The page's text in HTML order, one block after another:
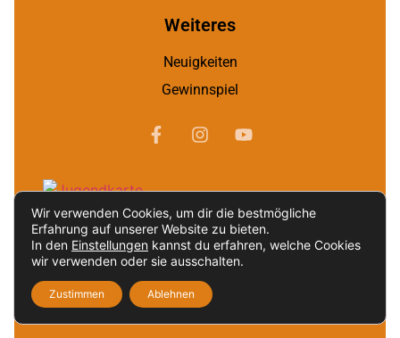
Weiteres
Neuigkeiten
Gewinnspiel
Newsletter
Erhalten exklusive Deals und Neuigkeiten über
Wir verwenden Cookies, um dir die bestmögliche
Erfahrung auf unserer Website zu bieten.
In den Einstellungen kannst du erfahren, welche Cookies
wir verwenden oder sie ausschalten.
Zustimmen Ablehnen